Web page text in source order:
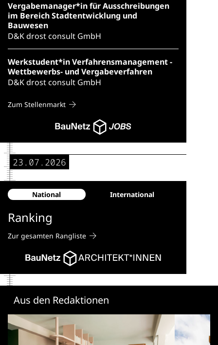
Vergabemanager*in für Ausschreibungen
im Bereich Stadtentwicklung und
Bauwesen
D&K drost consult GmbH
Werkstudent*in Verfahrensmanagement -
Wettbewerbs- und Vergabeverfahren
D&K drost consult GmbH
Zum Stellenmarkt
23.07.2026
National International
Ranking
Zur gesamten Rangliste
Aus den Redaktionen